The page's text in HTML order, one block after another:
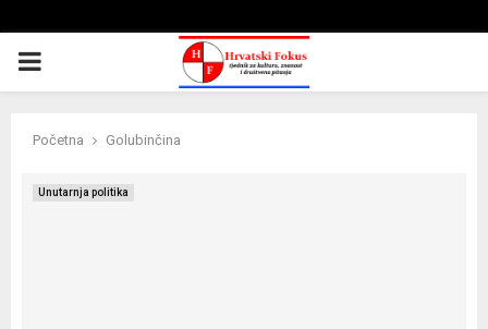
PRIMARY
Početna Golubinčina
Unutarnja politika